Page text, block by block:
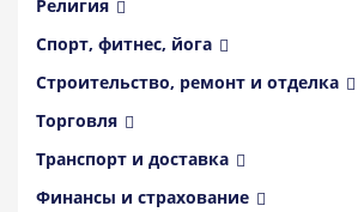
Религия
Спорт, фитнес, йога
Строительство, ремонт и отделка
Торговля
Транспорт и доставка
Финансы и страхование